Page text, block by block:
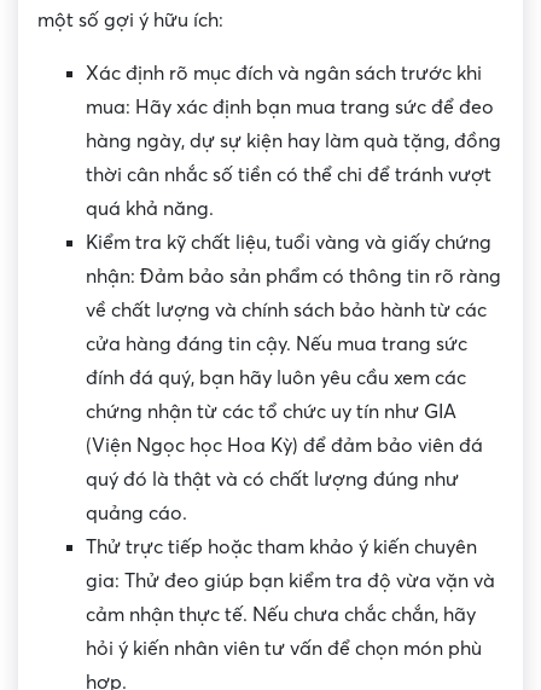
một số gợi ý hữu ích:
Xác định rõ mục đích và ngân sách trước khi
mua: Hãy xác định bạn mua trang sức để đeo
hàng ngày, dự sự kiện hay làm quà tặng, đồng
thời cân nhắc số tiền có thể chi để tránh vượt
quá khả năng.
Kiểm tra kỹ chất liệu, tuổi vàng và giấy chứng
nhận: Đảm bảo sản phẩm có thông tin rõ ràng
về chất lượng và chính sách bảo hành từ các
cửa hàng đáng tin cậy. Nếu mua trang sức
đính đá quý, bạn hãy luôn yêu cầu xem các
chứng nhận từ các tổ chức uy tín như GIA
(Viện Ngọc học Hoa Kỳ) để đảm bảo viên đá
quý đó là thật và có chất lượng đúng như
quảng cáo.
Thử trực tiếp hoặc tham khảo ý kiến chuyên
gia: Thử đeo giúp bạn kiểm tra độ vừa vặn và
cảm nhận thực tế. Nếu chưa chắc chắn, hãy
hỏi ý kiến nhân viên tư vấn để chọn món phù
hợp.